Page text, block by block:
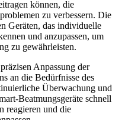
können, die
zu verbessern. Die
Geräten, das individuelle
und anzupassen, um
zu gewährleisten.
Anpassung der
an die Bedürfnisse des
Überwachung und
Beatmungsgeräte schnell
reagieren und die